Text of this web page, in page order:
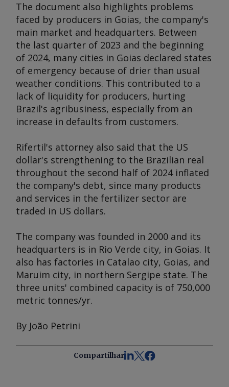
The document also highlights problems
faced by producers in Goias, the company's
main market and headquarters. Between
the last quarter of 2023 and the beginning
of 2024, many cities in Goias declared states
of emergency because of drier than usual
weather conditions. This contributed to a
lack of liquidity for producers, hurting
Brazil's agribusiness, especially from an
increase in defaults from customers.
Rifertil's attorney also said that the US
dollar's strengthening to the Brazilian real
throughout the second half of 2024 inflated
the company's debt, since many products
and services in the fertilizer sector are
traded in US dollars.
The company was founded in 2000 and its
headquarters is in Rio Verde city, in Goias. It
also has factories in Catalao city, Goias, and
Maruim city, in northern Sergipe state. The
three units' combined capacity is of 750,000
metric tonnes/yr.
By João Petrini
Compartilhar